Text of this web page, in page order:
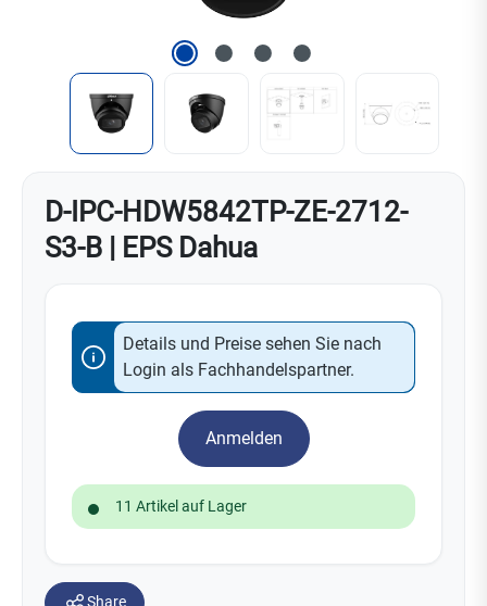
D-IPC-HDW5842TP-ZE-2712-
S3-B | EPS Dahua
Details und Preise sehen Sie nach
Login als Fachhandelspartner.
Anmelden
11 Artikel auf Lager
Share